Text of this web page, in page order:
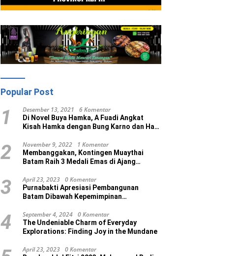
Popular Post
1 Desember 13, 2021 6 Komentar
Di Novel Buya Hamka, A Fuadi Angkat
Kisah Hamka dengan Bung Karno dan Haji
2 November 9, 2022 1 Komentar
Membanggakan, Kontingen Muaythai
Batam Raih 3 Medali Emas di Ajang
3 April 23, 2023 0 Komentar
Purnabakti Apresiasi Pembangunan
Batam Dibawah Kepemimpinan
4 September 4, 2024 0 Komentar
The Undeniable Charm of Everyday
Explorations: Finding Joy in the Mundane
April 23, 2023 0 Komentar